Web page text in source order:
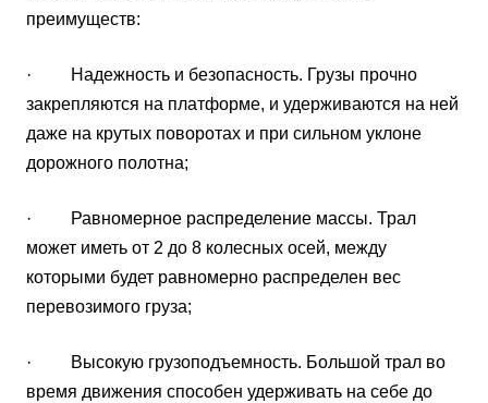
преимуществ:
· Надежность и безопасность. Грузы прочно
закрепляются на платформе, и удерживаются на ней
даже на крутых поворотах и при сильном уклоне
дорожного полотна;
· Равномерное распределение массы. Трал
может иметь от 2 до 8 колесных осей, между
которыми будет равномерно распределен вес
перевозимого груза;
· Высокую грузоподъемность. Большой трал во
время движения способен удерживать на себе до